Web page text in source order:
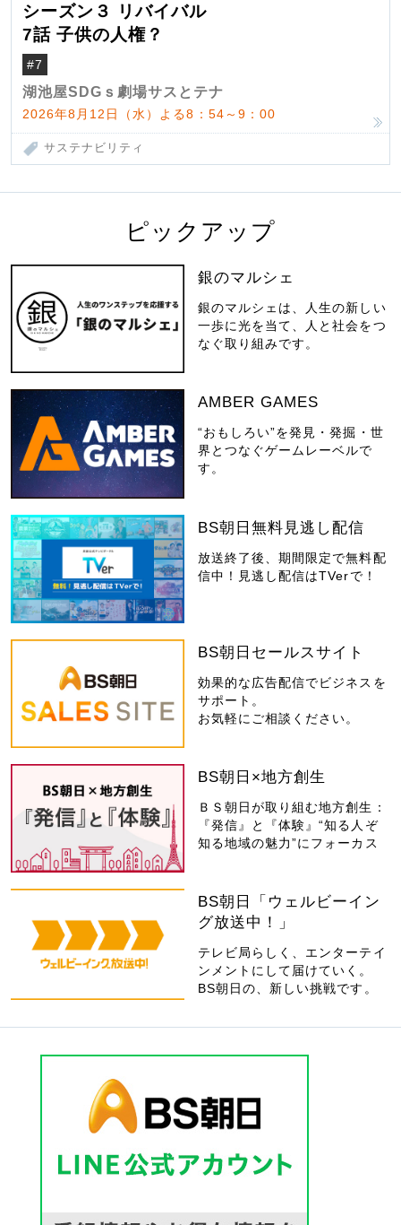
シーズン３ リバイバル
7話 子供の人権？
#7
湖池屋SDGｓ劇場サスとテナ
2026年8月12日（水）よる8：54～9：00
サステナビリティ
ピックアップ
銀のマルシェ
銀のマルシェは、人生の新しい
一歩に光を当て、人と社会をつ
なぐ取り組みです。
AMBER GAMES
“おもしろい”を発見・発掘・世
界とつなぐゲームレーベルで
す。
BS朝日無料見逃し配信
放送終了後、期間限定で無料配
信中！見逃し配信はTVerで！
BS朝日セールスサイト
効果的な広告配信でビジネスを
サポート。
お気軽にご相談ください。
BS朝日×地方創生
ＢＳ朝日が取り組む地方創生：
『発信』と『体験』“知る人ぞ
知る地域の魅力”にフォーカス
BS朝日「ウェルビーイン
グ放送中！」
テレビ局らしく、エンターテイ
ンメントにして届けていく。
BS朝日の、新しい挑戦です。